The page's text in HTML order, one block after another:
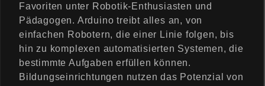
Favoriten unter Robotik-Enthusiasten und
Pädagogen. Arduino treibt alles an, von
einfachen Robotern, die einer Linie folgen, bis
hin zu komplexen automatisierten Systemen, die
bestimmte Aufgaben erfüllen können.
Bildungseinrichtungen nutzen das Potenzial von